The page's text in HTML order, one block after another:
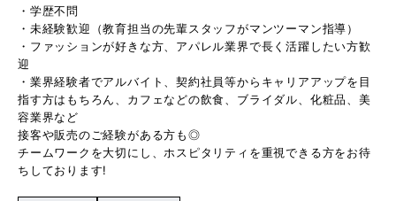
・学歴不問
・未経験歓迎（教育担当の先輩スタッフがマンツーマン指導）
・ファッションが好きな方、アパレル業界で長く活躍したい方歓
迎
・業界経験者でアルバイト、契約社員等からキャリアアップを目
指す方はもちろん、カフェなどの飲食、ブライダル、化粧品、美
容業界など
接客や販売のご経験がある方も◎
チームワークを大切にし、ホスピタリティを重視できる方をお待
ちしております!